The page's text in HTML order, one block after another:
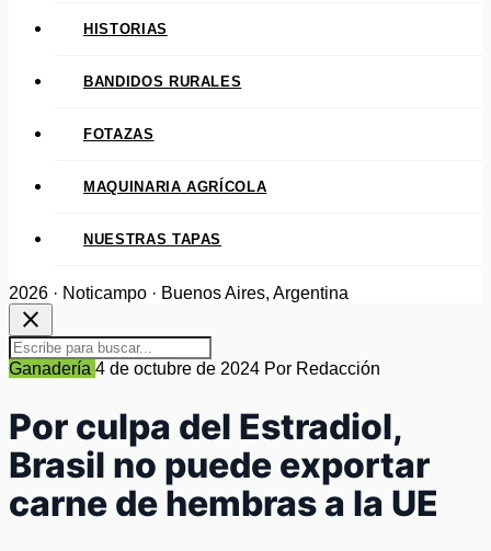
HISTORIAS
BANDIDOS RURALES
FOTAZAS
MAQUINARIA AGRÍCOLA
NUESTRAS TAPAS
2026 · Noticampo · Buenos Aires, Argentina
close
Ganadería 4 de octubre de 2024 Por Redacción
Por culpa del Estradiol,
Brasil no puede exportar
carne de hembras a la UE